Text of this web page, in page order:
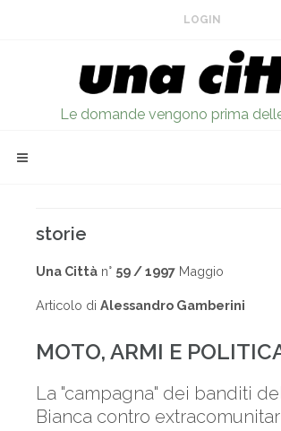
LOGIN
Le domande vengono prima
storie
Una Città n° 59 / 1997 Maggio
Articolo di Alessandro Gamberini
MOTO, ARMI E
La "campagna" dei banditi
Bianca contro